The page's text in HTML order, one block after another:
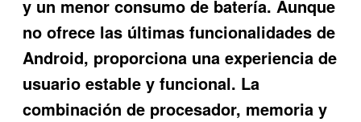
y un menor consumo de batería. Aunque
no ofrece las últimas funcionalidades de
Android, proporciona una experiencia de
usuario estable y funcional. La
combinación de procesador, memoria y